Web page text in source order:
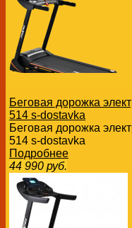
Беговая дорожка
514 s-dostavka
Беговая дорожка
514 s-dostavka
Подробнее
44 990 руб.